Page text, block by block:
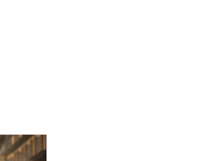
on Email
article on Print